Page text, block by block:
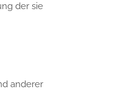
der sie
anderer